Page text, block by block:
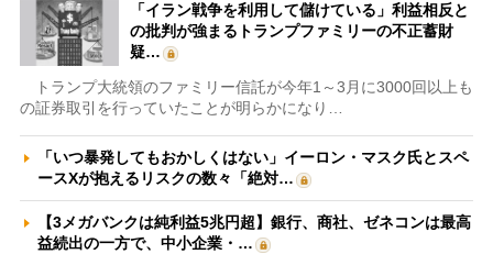
「イラン戦争を利用して儲けている」利益相反と
の批判が強まるトランプファミリーの不正蓄財
疑…
トランプ大統領のファミリー信託が今年1～3月に3000回以上も
の証券取引を行っていたことが明らかになり…
「いつ暴発してもおかしくはない」イーロン・マスク氏とスペ
ースXが抱えるリスクの数々「絶対…
【3メガバンクは純利益5兆円超】銀行、商社、ゼネコンは最高
益続出の一方で、中小企業・…